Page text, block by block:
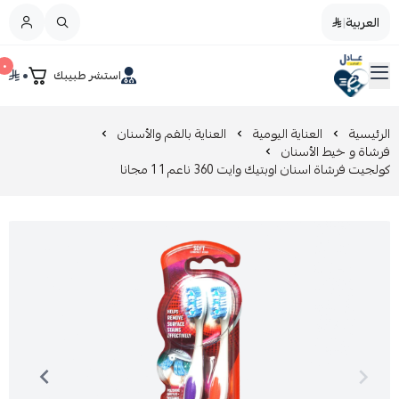
العربية|
صيدليات عادل استشر طبيبك ٠ ٠ القائمة الرئيسية
تخفيضات
المدونة
العناية اليومية
الرئيسية العناية اليومية العناية بالفم والأسنان
فرشاة و خيط الأسنان
كولجيت فرشاة اسنان اوبتيك وايت 360 ناعم 1 1 مجانا